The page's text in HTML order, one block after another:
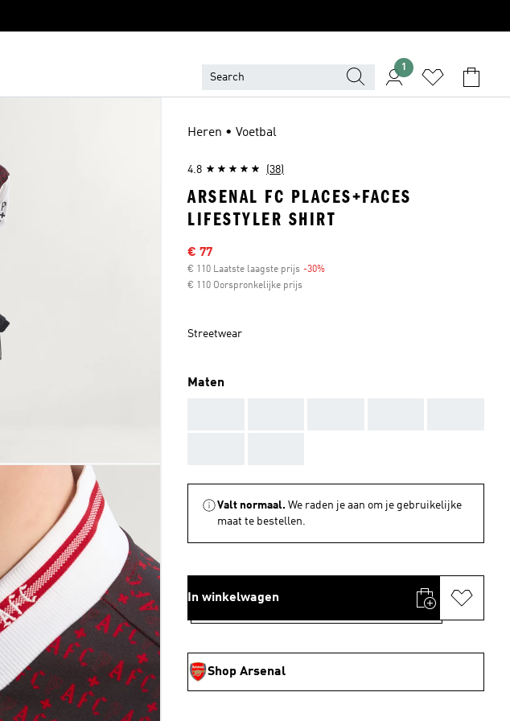
1
Heren • Voetbal
4.8 (38)
ARSENAL FC PLACES+FACES
LIFESTYLER SHIRT
Sale price
€ 77
€ 110 Laatste laagste prijs -30%
€ 110 Oorspronkelijke prijs
Streetwear
Maten
Valt normaal. We raden je aan om je gebruikelijke
maat te bestellen.
In winkelwagen
Shop Arsenal